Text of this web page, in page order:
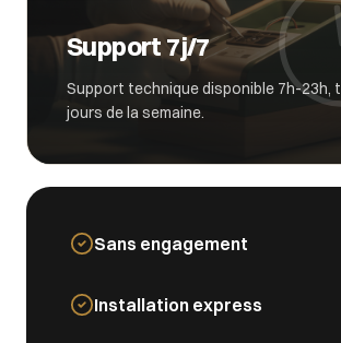
Support 7j/7
Support technique disponible 7h-23h,
jours de la semaine.
Sans engagement
Installation express